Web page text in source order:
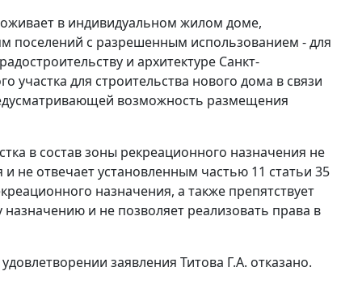
в индивидуальном жилом доме,
поселений с разрешенным использованием - для
и архитектуре Санкт-
участка для строительства нового дома в связи
возможность размещения
в состав зоны рекреационного назначения не
и не отвечает установленным частью 11 статьи 35
назначения, а также препятствует
и не позволяет реализовать права в
заявления Титова Г.А. отказано.